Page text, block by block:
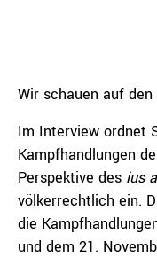
Wir schauen auf
Im Interview ordnet
Kampfhandlungen
Perspektive des ius
völkerrechtlich ein.
die
und dem 21.